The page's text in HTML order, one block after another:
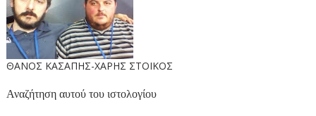
ΘΑΝΟΣ ΚΑΣΑΠΗΣ-ΧΑΡΗΣ ΣΤΟΙΚΟΣ
Αναζήτηση αυτού του ιστολογίου